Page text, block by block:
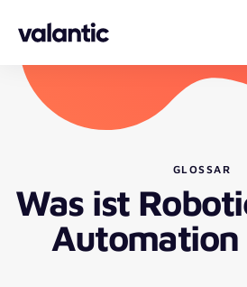
GLOSSAR
Was ist
Automation